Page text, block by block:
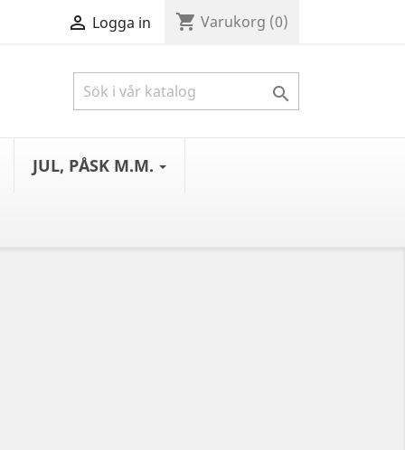
 Logga in shopping_cart Varukorg (0)

JUL, PÅSK M.M.